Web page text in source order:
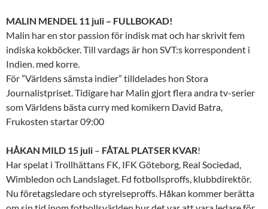
MALIN MENDEL 11 juli – FULLBOKAD!
Malin har en stor passion för indisk mat och har skrivit fem
indiska kokböcker. Till vardags är hon SVT:s korrespondent i
Indien. med korre.
För ”Världens sämsta indier” tilldelades hon Stora
Journalistpriset. Tidigare har Malin gjort flera andra tv-serier
som Världens bästa curry med komikern David Batra,
Frukosten startar 09:00
HÅKAN MILD 15 juli – FÅTAL PLATSER KVAR!
Har spelat i Trollhättans FK, IFK Göteborg, Real Sociedad,
Wimbledon och Landslaget. Fd fotbollsproffs, klubbdirektör.
Nu företagsledare och styrelseproffs. Håkan kommer berätta